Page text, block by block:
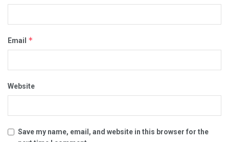
Email *
Website
Save my name, email, and website in this browser for the